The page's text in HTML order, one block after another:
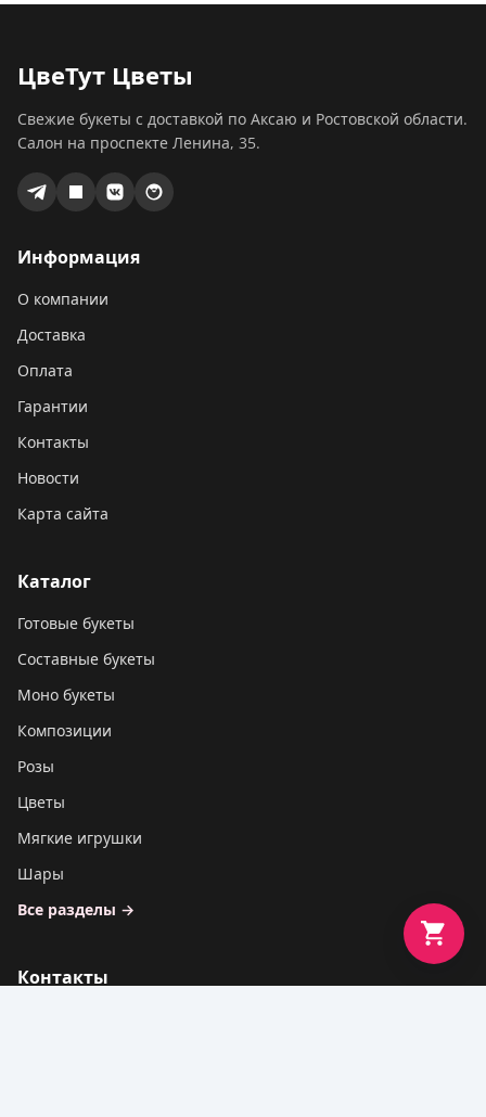
ЦвеТут Цветы
Свежие букеты с доставкой по Аксаю и Ростовской области.
Салон на проспекте Ленина, 35.
Информация
О компании
Доставка
Оплата
Гарантии
Контакты
Новости
Карта сайта
Каталог
Готовые букеты
Составные букеты
Моно букеты
Композиции
Розы
Цветы
Мягкие игрушки
Шары
Все разделы →
Контакты